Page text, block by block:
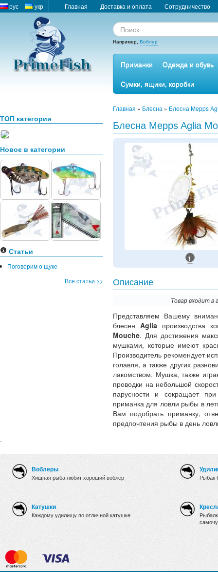
рус укр Главная Доставка и оплата Сотрудничество
Например, Воблер
Приманки
Одежда и обувь
Сумки, ящики, коробки
ТОП категории
Новое в категории
Статьи
Поговорим о щуке
Все статьи >>
.
Главная » Блесна » Блесна Mepps
Блесна Mepps Aglia
1
Описание
Товар входит в
Представляем Вашему
блесен Aglia производства
Mouche. Для достижения
мушками, которые имеют
Производитель рекомендует
голавля, а также других
лакомством. Мушка, также
проводки на небольшой
парусности и сокращает
приманка для ловли рыбы в
Вам подобрать приманку,
предпочтения рыбы в день
Воблеры
Хищная рыба любит хороший воблер
Катушки
Каждому удилищу по отличной катушке
Рыбак